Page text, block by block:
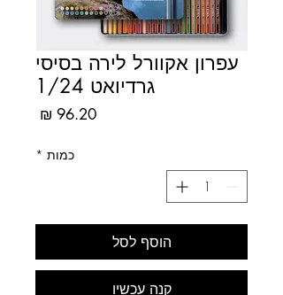
עפרון אקוורל לירה בסיסי
גרדיואט 1/24
כמות *
הוסף לסל
קנה עכשיו